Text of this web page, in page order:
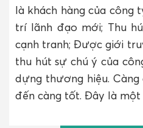
là khách hàng của công
trí lãnh đạo mới; Thu
cạnh tranh; Được giới
thu hút sự chú ý của
dựng thương hiệu.
đến càng tốt. Đây là một